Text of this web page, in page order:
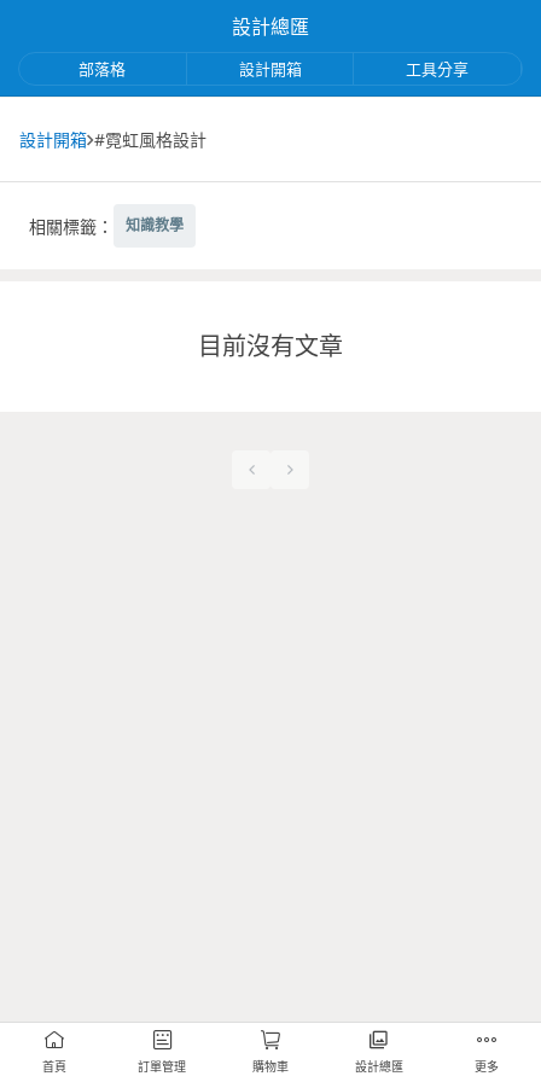
設計總匯
部落格 設計開箱 工具分享
設計開箱 #霓虹風格設計
相關標籤： 知識教學
目前沒有文章
首頁 訂單管理 購物車 設計總匯 更多